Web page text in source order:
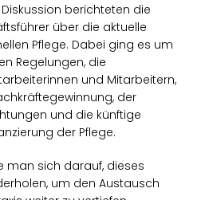
berichteten die
über die aktuelle
Pflege. Dabei ging es um
Regelungen, die
und Mitarbeitern,
der
und die künftige
der Pflege.
man sich darauf, dieses
um den Austausch